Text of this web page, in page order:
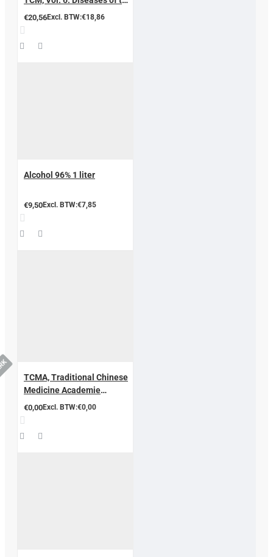
Urogenital System &
Proctology
€20,56Excl. BTW:€18,86
Alcohol 96% 1 liter
€9,50Excl. BTW:€7,85
TCMA, Traditional Chinese
Medicine Academie
Nederland
€0,00Excl. BTW:€0,00